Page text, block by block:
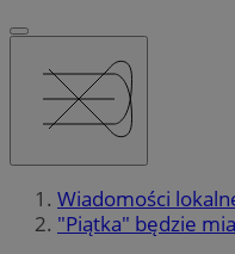
Wiadomości
"Piątka" będzie